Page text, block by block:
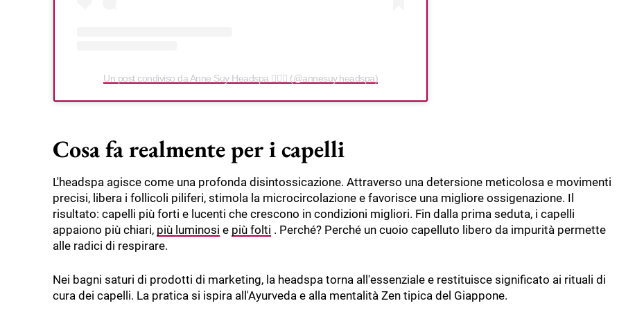
Un post condiviso da Anne Suy Headspa 💆🏻‍♀️ (@annesuy.headspa)
Cosa fa realmente per i capelli
L'headspa agisce come una profonda disintossicazione. Attraverso una detersione meticolosa e movimenti
precisi, libera i follicoli piliferi, stimola la microcircolazione e favorisce una migliore ossigenazione. Il
risultato: capelli più forti e lucenti che crescono in condizioni migliori. Fin dalla prima seduta, i capelli
appaiono più chiari, più luminosi e più folti . Perché? Perché un cuoio capelluto libero da impurità permette
alle radici di respirare.
Nei bagni saturi di prodotti di marketing, la headspa torna all'essenziale e restituisce significato ai rituali di
cura dei capelli. La pratica si ispira all'Ayurveda e alla mentalità Zen tipica del Giappone.